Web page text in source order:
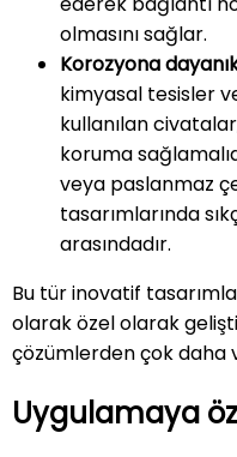
olmasını sağlar.
Korozyona
kimyasal tesisler
kullanılan
koruma
veya paslanmaz
tasarımlarında
arasındadır.
Bu tür inovatif
olarak özel olarak
çözümlerden çok daha
Uygulamaya